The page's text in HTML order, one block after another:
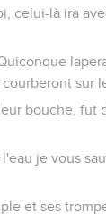
celui-là ira
sur
bouche, fut
je vous
et ses